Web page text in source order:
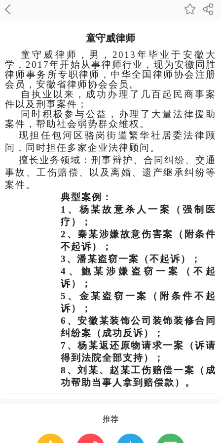
童守威律师
童守威律师，男，2013年毕业于安徽大
学，2017年开始从事律师行业，现为安徽同胜
律师事务所专职律师，中华全国律师协会注册
会员，安徽省律师协会会员。
自执业以来，成功办理了几百起民商事案
件以及刑事案件；
同时积极参与公益，办理了大量法律援助
案件，帮助社会弱势群众维权。
现担任包河区骆岗街道繁华社居委法律顾
问，同时担任多家企业法律顾问。
擅长业务领域：刑事辩护、合同纠纷、交通
事故、工伤赔偿、以及离婚、遗产继承纠纷等
案件。
典型案例：
1 、杨某故意杀人一案（强制医
疗）；
2、秦某涉嫌故意伤害案（附条件
不起诉）；
3、潘某盗窃一案（不起诉）；
4、鮑某涉嫌盗窃一案（不起
诉）；
5、金某盗窃一案（附条件不起
诉）；
6 、安徽某装饰公司装饰装修合同
纠纷案（成功反诉）；
7、杨某返还原物请求一案（诉请
得到法院全部支持）；
8、刘某、赵某工伤赔偿一案（成
功帮助当事人拿到赔偿款）。
推荐